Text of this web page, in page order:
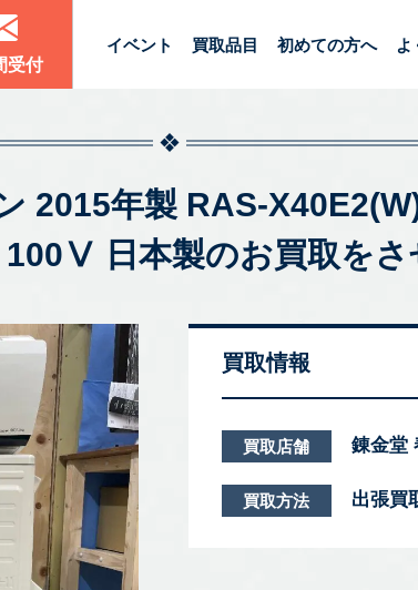
受付
イベント 買取品目 初めての方へ よ
2015年製 RAS-
日本製のお買取を
買取情報
買取店舗 錬金堂
買取方法 出張買